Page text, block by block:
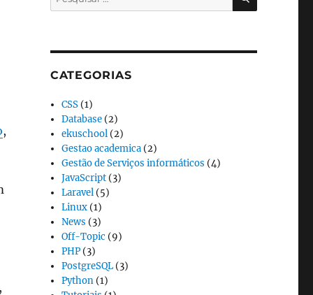
,
por:
CATEGORIAS
CSS (1)
Database (2)
ekuschool (2)
Gestao academica (2)
Gestão de Serviços informáticos (4)
JavaScript (3)
Laravel (5)
Linux (1)
News (3)
Off-Topic (9)
PHP (3)
PostgreSQL (3)
Python (1)